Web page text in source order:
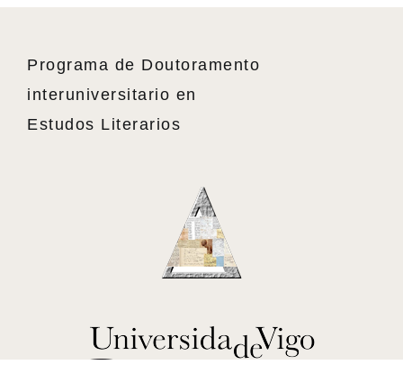
Programa de Doutoramento
interuniversitario en
Estudos Literarios